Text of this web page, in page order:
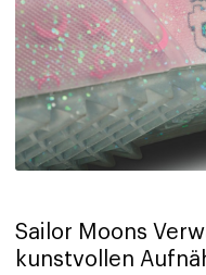
Sailor Moons
kunstvollen